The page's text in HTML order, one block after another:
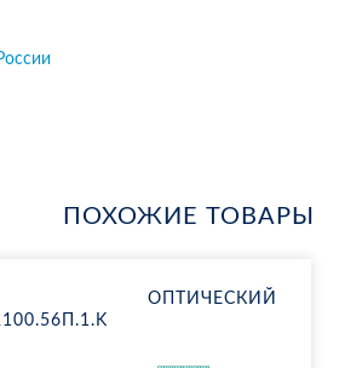
ПОХОЖИЕ ТОВАРЫ
ОП­ТИ­ЧЕ­СКИЙ